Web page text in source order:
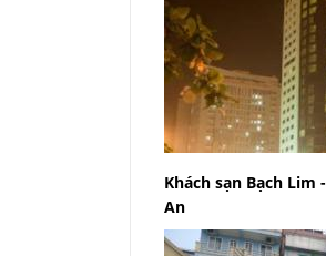
Khách sạn Bạch Lim
An